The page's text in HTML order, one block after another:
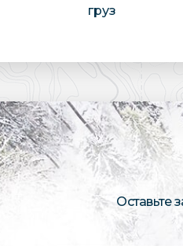
груз
Оставьте